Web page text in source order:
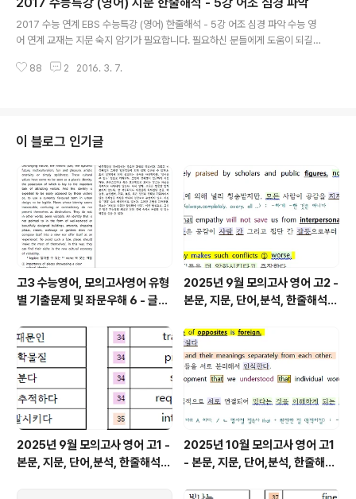
2017 수능 연계 EBS 수능특강 (영어) 한줄해석 - 5강 어조 심경 파악 수능 영
어 연계 교재는 지문 숙지 암기가 필요합니다. 필요하신 분들에게 도움이 되길
리겠습니다.
88 2 2016. 3. 7.
이 블로그 인기글
고3 수능영어, 모의고사영어 유형
별 기출문제 및 좌문우해 6 - 글의
2025년 9월 모의고사 영어 고2 -
본문, 지문, 단어,분석, 한줄해석,
2025년 9월 모의고사 영어 고1 -
본문, 지문, 단어,분석, 한줄해석,
2025년 10월 모의고사 영어 고1
- 본문, 지문, 단어,분석, 한줄해석,